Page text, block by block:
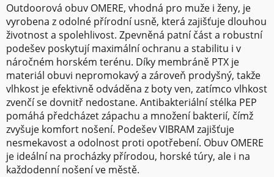
Outdoorová obuv OMERE, vhodná pro muže i ženy, je
vyrobena z odolné přírodní usně, která zajišťuje dlouhou
životnost a spolehlivost. Zpevněná patní část a robustní
podešev poskytují maximální ochranu a stabilitu i v
náročném horském terénu. Díky membráně PTX je
materiál obuvi nepromokavý a zároveň prodyšný, takže
vlhkost je efektivně odváděna z boty ven, zatímco vlhkost
zvenčí se dovnitř nedostane. Antibakteriální stélka PEP
pomáhá předcházet zápachu a množení bakterií, čímž
zvyšuje komfort nošení. Podešev VIBRAM zajišťuje
nesmekavost a odolnost proti opotřebení. Obuv OMERE
je ideální na procházky přírodou, horské túry, ale i na
každodenní nošení ve městě.